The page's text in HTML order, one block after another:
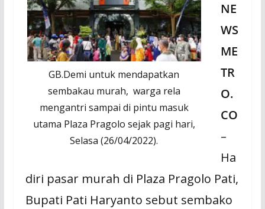
GB.Demi untuk mendapatkan
sembakau murah, warga rela
mengantri sampai di pintu masuk
utama Plaza Pragolo sejak pagi hari,
Selasa (26/04/2022).
NE
WS
ME
TR
O.
CO
–
Ha
diri pasar murah di Plaza Pragolo Pati,
Bupati Pati Haryanto sebut sembako